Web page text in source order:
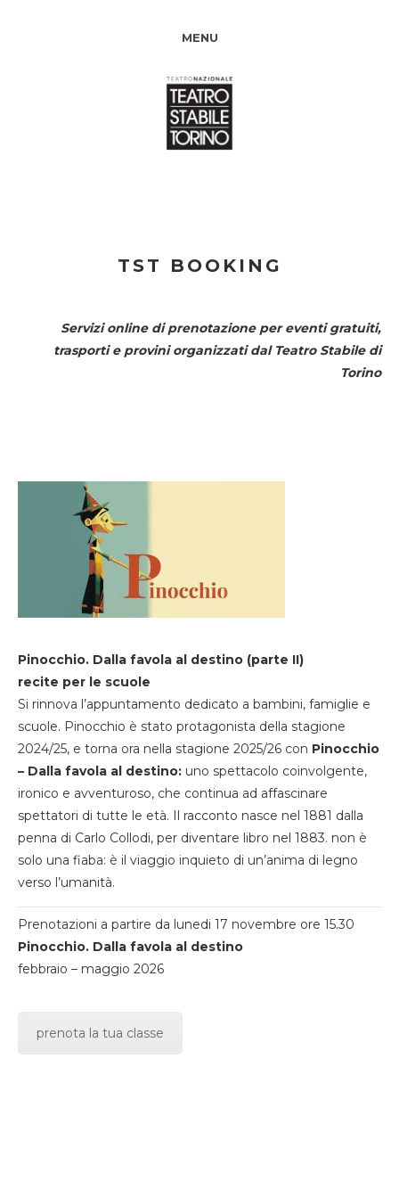
MENU
TST BOOKING
Servizi online di prenotazione per eventi gratuiti,
trasporti e provini organizzati dal Teatro Stabile di
Torino
Pinocchio. Dalla favola al destino (parte II)
recite per le scuole
Si rinnova l’appuntamento dedicato a bambini, famiglie e
scuole. Pinocchio è stato protagonista della stagione
2024/25, e torna ora nella stagione 2025/26 con Pinocchio
– Dalla favola al destino: uno spettacolo coinvolgente,
ironico e avventuroso, che continua ad affascinare
spettatori di tutte le età. Il racconto nasce nel 1881 dalla
penna di Carlo Collodi, per diventare libro nel 1883. non è
solo una fiaba: è il viaggio inquieto di un’anima di legno
verso l’umanità.
Prenotazioni a partire da lunedi 17 novembre ore 15.30
Pinocchio. Dalla favola al destino
febbraio – maggio 2026
prenota la tua classe